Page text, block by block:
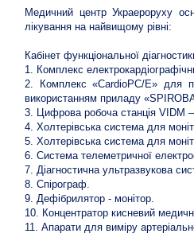
Медичний центр Украероруху
лікування на найвищому рівні:
Кабінет функціональної
1. Комплекс
2. Комплекс «CardioPC/Е» для
використанням приладу
3. Цифрова робоча станція VIDM
4. Холтерівська система для
5. Холтерівська система для
6. Система телеметричної
7. Діагностична ультразвукова
8. Спірограф.
9. Дефібрилятор - монітор.
10. Концентратор кисневий
11. Апарати для виміру